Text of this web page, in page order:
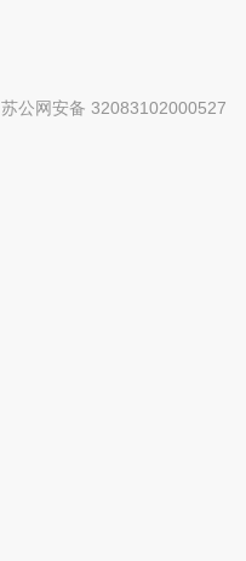
苏公网安备 32083102000527